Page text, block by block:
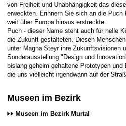
von Freiheit und Unabhängigkeit das
erweckten. Erinnern Sie sich an die Puch
weit über Europa hinaus erstreckte.
Puch - dieser Name steht auch für helle
die Zukunft gestalteten. Diesen
unter Magna Steyr ihre Zukunftsvisionen
Sonderausstellung "Design und
bislang geheim gehaltene Prototypen und
die uns vielleicht irgendwann auf der
Museen im Bezirk
Museen im Bezirk Murtal